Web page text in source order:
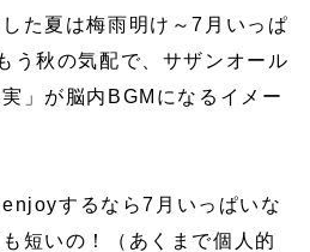
た夏は梅雨明け～7月いっぱ
う秋の気配で、サザンオール
」が脳内BGMになるイメー
するなら7月いっぱいな
短いの！（あくまで個人的